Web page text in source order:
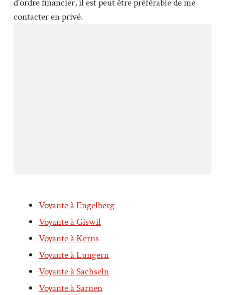
d’ordre financier, il est peut être préférable de me
contacter en privé.
Voyante à Engelberg
Voyante à Giswil
Voyante à Kerns
Voyante à Lungern
Voyante à Sachseln
Voyante à Sarnen